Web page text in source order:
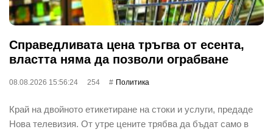
Справедливата цена тръгва от есента,
властта няма да позволи ограбване
08.08.2026 15:56:24 254 Политика
Край на двойното етикетиране на стоки и услуги, предаде
Нова телевизия. От утре цените трябва да бъдат само в